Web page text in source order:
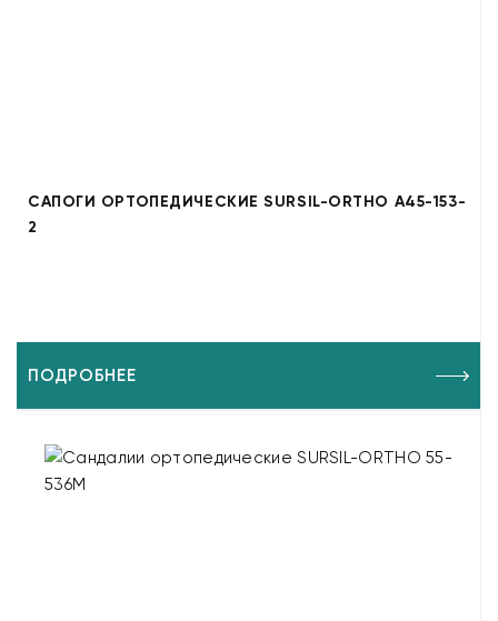
САПОГИ ОРТОПЕДИЧЕСКИЕ SURSIL-ORTHO A45-153-
2
ПОДРОБНЕЕ